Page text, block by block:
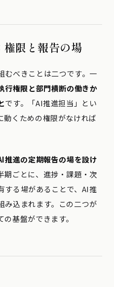
権限と報告の場
むべきことは二つです。一
行権限と部門横断の働きか
です。「AI推進担当」とい
動くための権限がなければ
推進の定期報告の場を設け
期ごとに、進捗・課題・次
する場があることで、AI推
み込まれます。この二つが
基盤ができます。